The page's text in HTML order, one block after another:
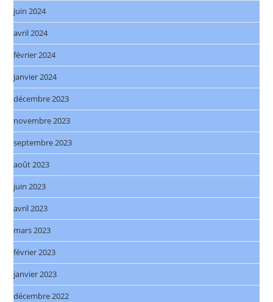
juin 2024
avril 2024
février 2024
janvier 2024
décembre 2023
novembre 2023
septembre 2023
août 2023
juin 2023
avril 2023
mars 2023
février 2023
janvier 2023
décembre 2022